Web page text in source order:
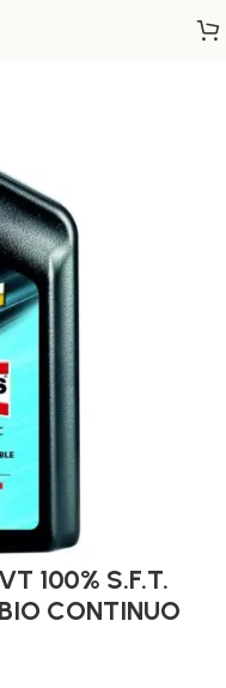
AUTO
100% S.F.T.
CONTINUO